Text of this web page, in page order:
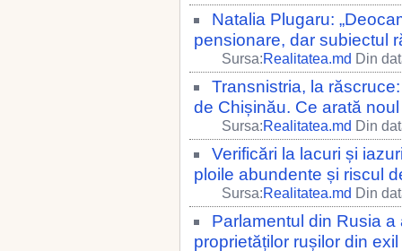
Natalia Plugaru:
pensionare, dar subiectul
Sursa:Realitatea.md Din
Transnistria, la
de Chișinău. Ce arată
Sursa:Realitatea.md Din
Verificări la lacuri și
ploile abundente și riscul
Sursa:Realitatea.md Din
Parlamentul din Rusia
proprietăților rușilor din exil